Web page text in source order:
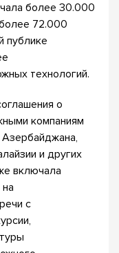
более 30.000
72.000
публике
технологий.
о
компаниям
Азербайджана,
и других
включала
с